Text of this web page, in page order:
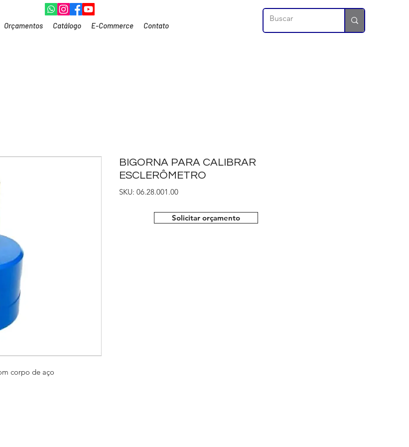
Orçamentos Catálogo E-Commerce Contato
corpo de aço
BIGORNA PARA CALIBRAR
ESCLERÔMETRO
SKU: 06.28.001.00
Solicitar orçamento